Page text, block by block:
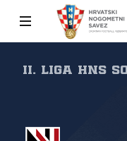
II. liga HNS